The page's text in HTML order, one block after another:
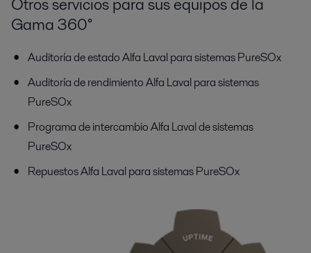
Gama 360°
Auditoría de estado Alfa Laval para sistemas PureSOx
Auditoría de rendimiento Alfa Laval para sistemas
PureSOx
Programa de intercambio Alfa Laval de sistemas
PureSOx
Repuestos Alfa Laval para sistemas PureSOx